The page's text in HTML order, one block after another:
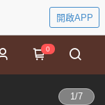
開啟APP
0
1/7